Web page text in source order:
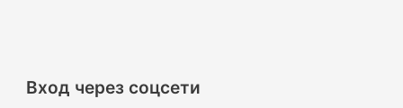
Вход через соцсети